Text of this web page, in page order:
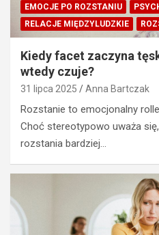
EMOCJE PO ROZSTANIU
RELACJE MIĘDZYLUDZKIE
Kiedy facet zaczyna
wtedy czuje?
31 lipca 2025 Anna Bartczak
Rozstanie to emocjonalny
Choć stereotypowo uważa
rozstania bardziej…